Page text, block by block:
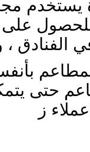
يستخدم
للحصول
في
حتى
ز